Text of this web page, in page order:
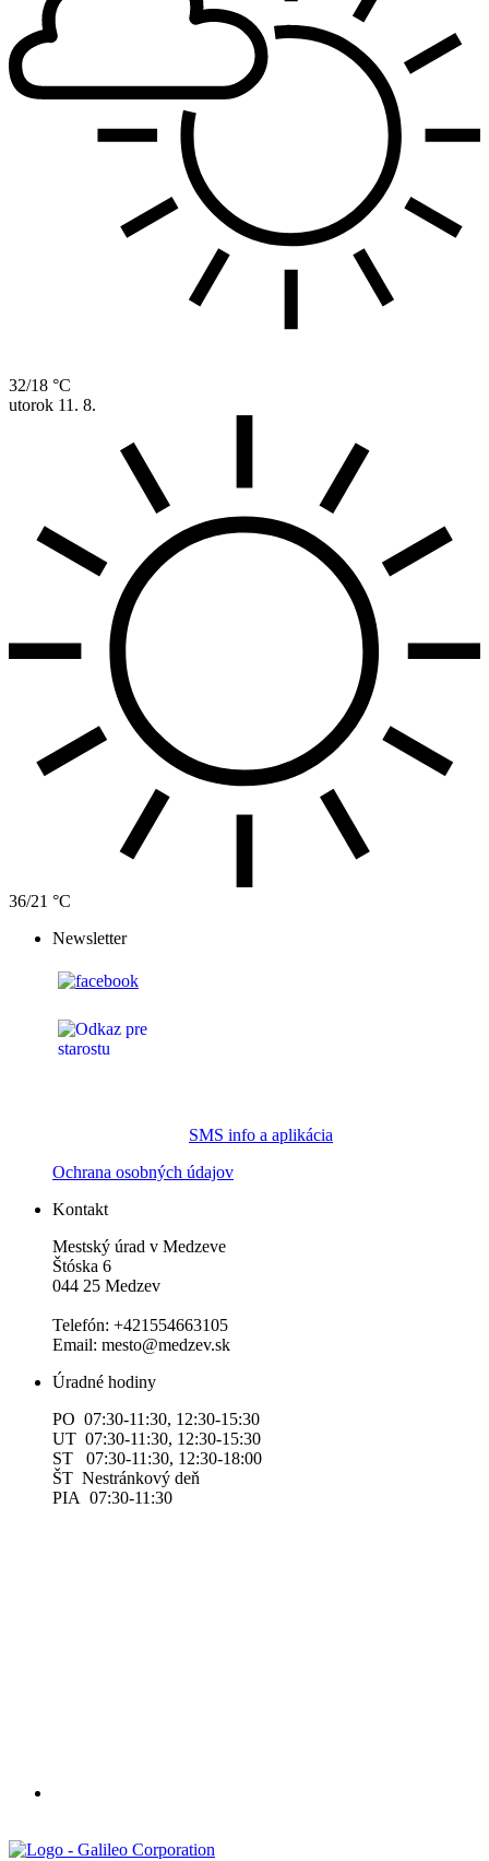
32/18 °C
utorok 11. 8.
36/21 °C
Newsletter
SMS info a aplikácia
Ochrana osobných údajov
Kontakt
Mestský úrad v Medzeve
Štóska 6
044 25 Medzev
Telefón: +421554663105
Email: mesto@medzev.sk
Úradné hodiny
PO 07:30-11:30, 12:30-15:30
UT 07:30-11:30, 12:30-15:30
ST 07:30-11:30, 12:30-18:00
ŠT Nestránkový deň
PIA 07:30-11:30